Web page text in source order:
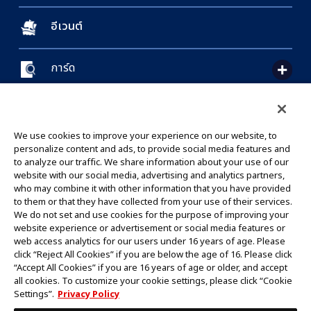
อีเวนต์
การ์ด
GLOBAL ENTRANCE
©Eiichiro Oda/Shueisha
©Eiichiro Oda/Shueisha, Toei Animation
ห้ามคัดลอกรูปภาพ,ข้อความและข้อมูลทั้งหมดในเว็บไซต์นี้โดยไม่ได้รับอนุญาต
โปรดทราบว่ารูปภาพในเว็บไซต์นี้อาจแตกต่างจากสินค้าจริงที่อยู่ระหว่างการพัฒนา
*Apple และโลโก้ Apple เป็นเครื่องหมายการค้าของบริษัท Apple Inc.
*Google Play และโลโก้ Google Play เป็นเครื่องหมายการค้าหรือจดทะเบียน
We use cookies to improve your experience on our website, to
personalize content and ads, to provide social media features and
to analyze our traffic. We share information about your use of our
website with our social media, advertising and analytics partners,
who may combine it with other information that you have provided
to them or that they have collected from your use of their services.
We do not set and use cookies for the purpose of improving your
website experience or advertisement or social media features or
web access analytics for our users under 16 years of age. Please
click “Reject All Cookies” if you are below the age of 16. Please click
“Accept All Cookies” if you are 16 years of age or older, and accept
all cookies. To customize your cookie settings, please click “Cookie
Settings”. Privacy Policy